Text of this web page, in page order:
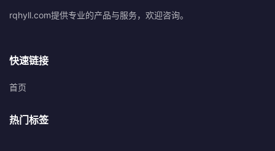
rqhyll.com提供专业的产品与服务，欢迎咨询。
快速链接
首页
热门标签